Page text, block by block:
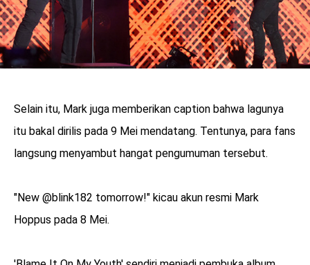
Selain itu, Mark juga memberikan caption bahwa lagunya
itu bakal dirilis pada 9 Mei mendatang. Tentunya, para fans
langsung menyambut hangat pengumuman tersebut.
"New @blink182 tomorrow!" kicau akun resmi Mark
Hoppus pada 8 Mei.